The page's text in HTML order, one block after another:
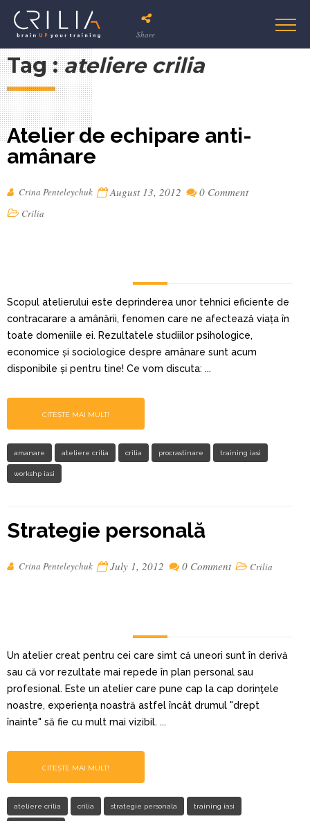
Share
Tag :ateliere crilia
Atelier de echipare anti-
amânare
Crina Penteleychuk August 13, 2012 0 Comment
Crilia
Scopul atelierului este deprinderea unor tehnici eficiente de
contracarare a amânării, fenomen care ne afectează viața în
toate domeniile ei. Rezultatele studiilor psihologice,
economice și sociologice despre amânare sunt acum
disponibile și pentru tine! Ce vom discuta: ...
CITEȘTE MAI MULT!
amanare ateliere crilia crilia procrastinare training iasi
workshp iasi
Strategie personală
Crina Penteleychuk July 1, 2012 0 Comment Crilia
Un atelier creat pentru cei care simt că uneori sunt în derivă
sau că vor rezultate mai repede în plan personal sau
profesional. Este un atelier care pune cap la cap dorinţele
noastre, experienţa noastră astfel încât drumul "drept
înainte" să fie cu mult mai vizibil. ...
CITEȘTE MAI MULT!
ateliere crilia crilia strategie personala training iasi